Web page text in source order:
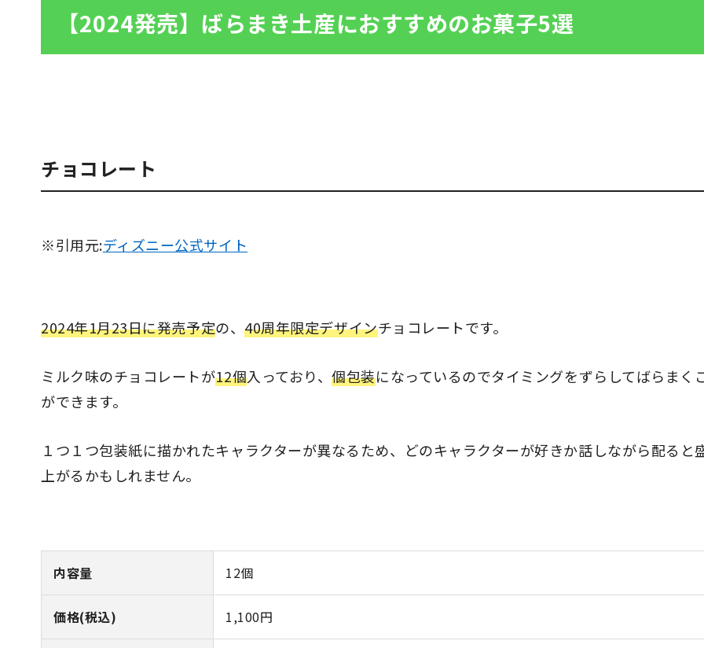
【2024発売】ばらまき土産におすすめのお菓子5選
チョコレート
※引用元:ディズニー公式サイト
2024年1月23日に発売予定の、40周年限定デザインチョコレートです。
ミルク味のチョコレートが12個入っており、個包装になっているのでタイミングをずらしてばらまく
ができます。
１つ１つ包装紙に描かれたキャラクターが異なるため、どのキャラクターが好きか話しながら配ると
上がるかもしれません。
内容量 12個
価格(税込) 1,100円